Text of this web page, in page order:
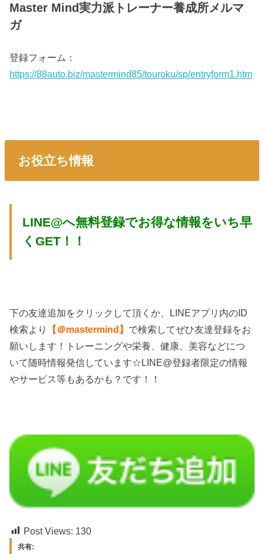
Master Mind実力派トレーナー養成所メルマ
ガ
登録フォーム：
https://88auto.biz/mastermind85/touroku/sp/entryform1.htm
お役立ち情報
LINE@へ無料登録でお得な情報をいち早
くGET！！
下の友達追加をクリックして頂くか、LINEアプリ内のID
検索より
【＠mastermind】 で検索してぜひ友達登録をお
願いします！トレーニングや栄養、健康、美容などにつ
いて随時情報発信しています☆LINE@登録者限定の情報
やサービス等もあるかも？です！！
Post Views: 130
共有: